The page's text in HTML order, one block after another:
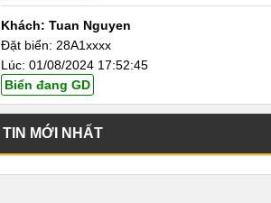
Khách: Tuan Nguyen
Đặt biển: 28A1xxxx
Lúc: 01/08/2024 17:52:45
Biển đang GD
TIN MỚI NHẤT